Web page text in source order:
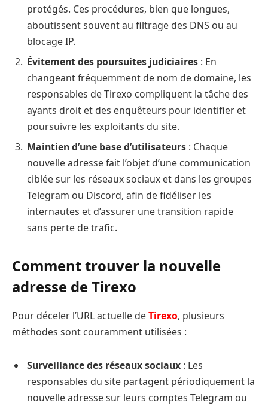
protégés. Ces procédures, bien que longues,
aboutissent souvent au filtrage des DNS ou au
blocage IP.
Évitement des poursuites judiciaires : En
changeant fréquemment de nom de domaine, les
responsables de Tirexo compliquent la tâche des
ayants droit et des enquêteurs pour identifier et
poursuivre les exploitants du site.
Maintien d’une base d’utilisateurs : Chaque
nouvelle adresse fait l’objet d’une communication
ciblée sur les réseaux sociaux et dans les groupes
Telegram ou Discord, afin de fidéliser les
internautes et d’assurer une transition rapide
sans perte de trafic.
Comment trouver la nouvelle
adresse de Tirexo
Pour déceler l’URL actuelle deTirexo, plusieurs
méthodes sont couramment utilisées :
Surveillance des réseaux sociaux : Les
responsables du site partagent périodiquement la
nouvelle adresse sur leurs comptes Telegram ou